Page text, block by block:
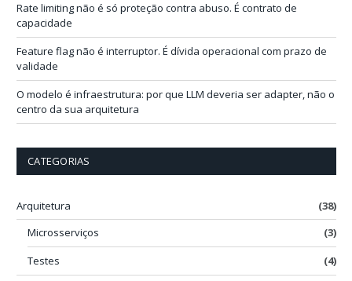
Rate limiting não é só proteção contra abuso. É contrato de
capacidade
Feature flag não é interruptor. É dívida operacional com prazo de
validade
O modelo é infraestrutura: por que LLM deveria ser adapter, não o
centro da sua arquitetura
CATEGORIAS
Arquitetura
(38)
Microsserviços
(3)
Testes
(4)